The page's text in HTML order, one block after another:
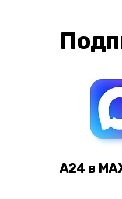
А24 в